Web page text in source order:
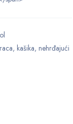
, kašika, nehrđajući